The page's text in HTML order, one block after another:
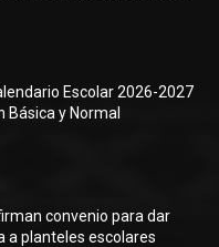
Escolar 2026-2027
Básica y Normal
convenio para dar
a planteles escolares